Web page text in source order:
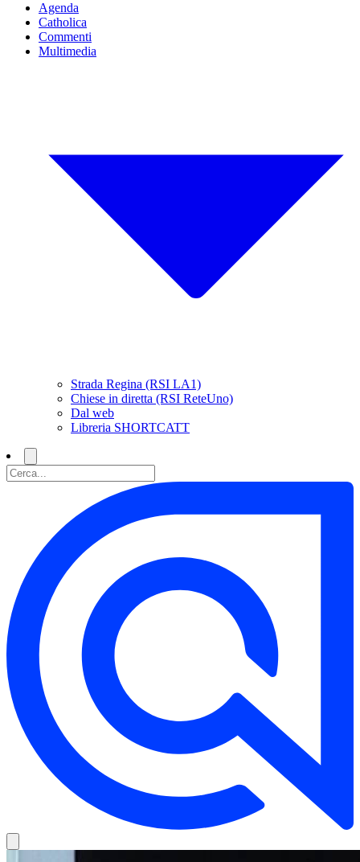
Agenda
Catholica
Commenti
Multimedia
Strada Regina (RSI LA1)
Chiese in diretta (RSI ReteUno)
Dal web
Libreria SHORTCATT